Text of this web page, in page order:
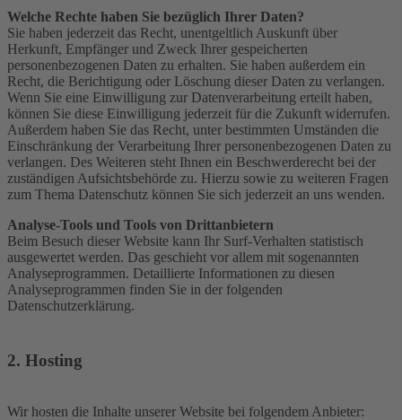
Welche Rechte haben Sie bezüglich Ihrer Daten?
Sie haben jederzeit das Recht, unentgeltlich Auskunft über
Herkunft, Empfänger und Zweck Ihrer gespeicherten
personenbezogenen Daten zu erhalten. Sie haben außerdem ein
Recht, die Berichtigung oder Löschung dieser Daten zu verlangen.
Wenn Sie eine Einwilligung zur Datenverarbeitung erteilt haben,
können Sie diese Einwilligung jederzeit für die Zukunft widerrufen.
Außerdem haben Sie das Recht, unter bestimmten Umständen die
Einschränkung der Verarbeitung Ihrer personenbezogenen Daten zu
verlangen. Des Weiteren steht Ihnen ein Beschwerderecht bei der
zuständigen Aufsichtsbehörde zu. Hierzu sowie zu weiteren Fragen
zum Thema Datenschutz können Sie sich jederzeit an uns wenden.
Analyse-Tools und Tools von Dritt­anbietern
Beim Besuch dieser Website kann Ihr Surf-Verhalten statistisch
ausgewertet werden. Das geschieht vor allem mit sogenannten
Analyseprogrammen. Detaillierte Informationen zu diesen
Analyseprogrammen finden Sie in der folgenden
Datenschutzerklärung.
2. Hosting
Wir hosten die Inhalte unserer Website bei folgendem Anbieter: